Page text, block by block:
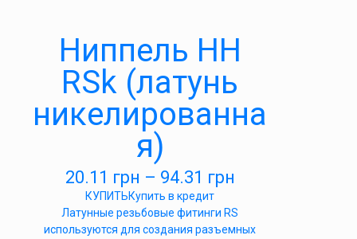
Ниппель НН
RSk (латунь
никелированна
я)
20.11 грн – 94.31 грн
КУПИТЬКупить в кредит
Латунные резьбовые фитинги RS
используются для создания разъемных